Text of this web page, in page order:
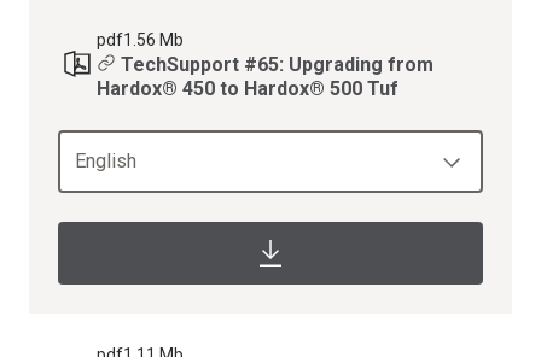
pdf1.56 Mb
TechSupport #65: Upgrading from
Hardox® 450 to Hardox® 500 Tuf
English